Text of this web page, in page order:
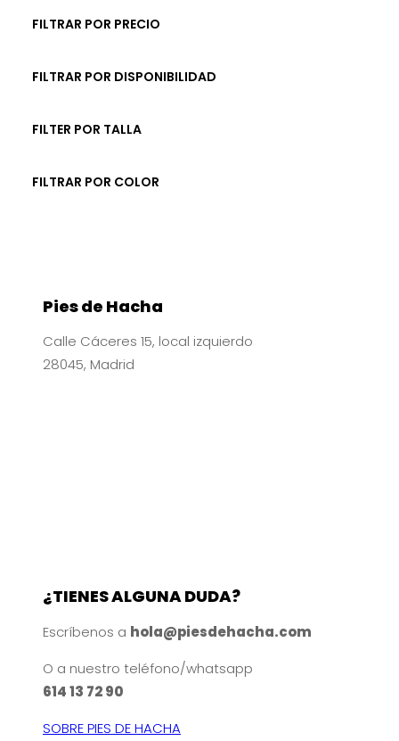
FILTRAR POR PRECIO
FILTRAR POR DISPONIBILIDAD
FILTER POR TALLA
FILTRAR POR COLOR
Pies de Hacha
Calle Cáceres 15, local izquierdo
28045, Madrid
¿TIENES ALGUNA DUDA?
Escríbenos a hola@piesdehacha.com
O a nuestro teléfono/whatsapp
614 13 72 90
SOBRE PIES DE HACHA